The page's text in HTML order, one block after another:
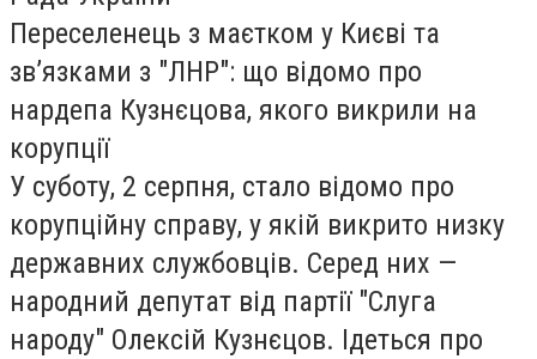
Переселенець з маєтком у Києві та
зв’язками з "ЛНР": що відомо про
нардепа Кузнєцова, якого викрили на
корупції
У суботу, 2 серпня, стало відомо про
корупційну справу, у якій викрито низку
державних службовців. Серед них —
народний депутат від партії "Слуга
народу" Олексій Кузнєцов. Ідеться про